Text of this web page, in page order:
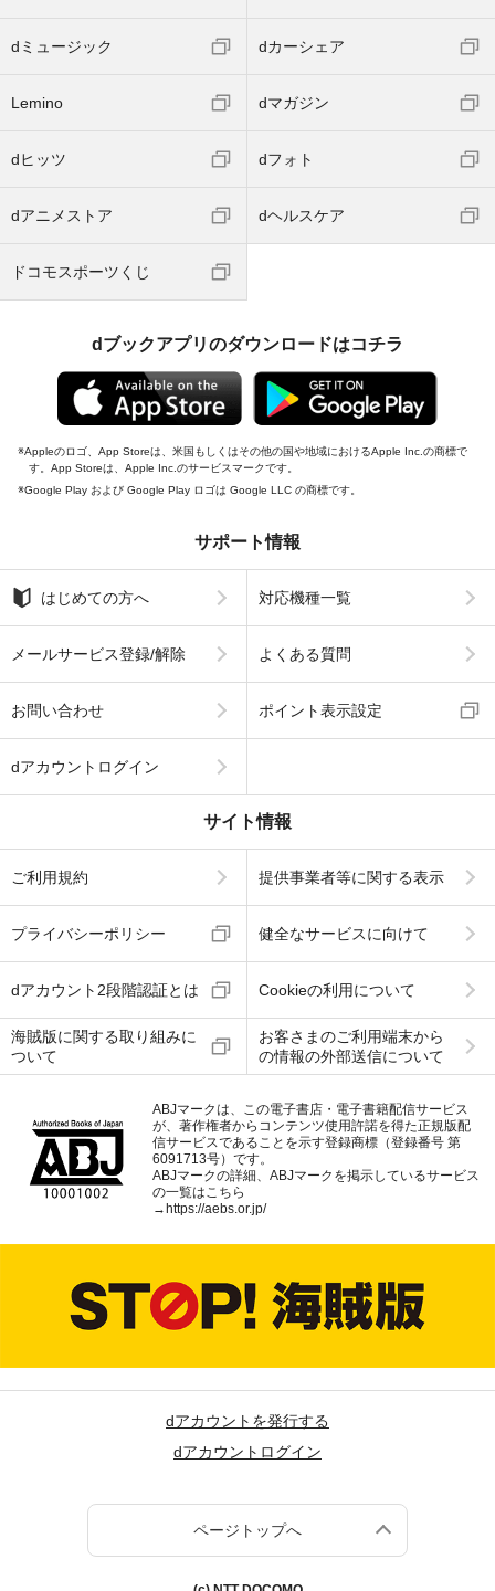
dミュージック dカーシェア
Lemino dマガジン
dヒッツ dフォト
dアニメストア dヘルスケア
ドコモスポーツくじ
dブックアプリのダウンロードはコチラ
Appleのロゴ、App Storeは、米国もしくはその他の国や地域におけるApple Inc.の商標で
す。App Storeは、Apple Inc.のサービスマークです。
Google Play および Google Play ロゴは Google LLC の商標です。
サポート情報
はじめての方へ 対応機種一覧
メールサービス登録/解除 よくある質問
お問い合わせ ポイント表示設定
dアカウントログイン
サイト情報
ご利用規約 提供事業者等に関する表示
プライバシーポリシー 健全なサービスに向けて
dアカウント2段階認証とは Cookieの利用について
海賊版に関する取り組みに
ついて
お客さまのご利用端末から
の情報の外部送信について
ABJマークは、この電子書店・電子書籍配信サービス
が、著作権者からコンテンツ使用許諾を得た正規版配
信サービスであることを示す登録商標（登録番号 第
6091713号）です。
ABJマークの詳細、ABJマークを掲示しているサービス
の一覧はこちら
→ https://aebs.or.jp/
dアカウントを発行する
dアカウントログイン
ページトップへ